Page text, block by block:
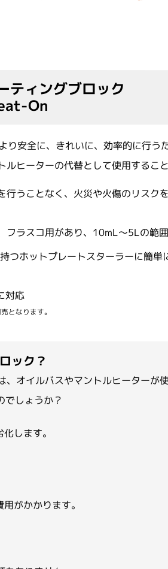
Sciences
Bio
Bioscience
メタボロミクス／代謝物解析
有機合成／ペプチド合成／化学分析
ノアッセイサービス
ティングブロック
On
り安全に、きれいに、効率的に行う
ルヒーターの代替として使用するこ
行うことなく、火災や火傷のリスク
フラスコ用があり、10mL～5Lの範
つホットプレートスターラーに簡単
対応
となります。
ック？
オイルバスやマントルヒーターが
しょうか？
します。
がかかります。